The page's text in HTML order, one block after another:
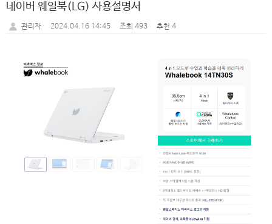
네이버 웨일북(LG) 사용설명서
관리자 2024.04.16 14:45 조회 493 추천 4